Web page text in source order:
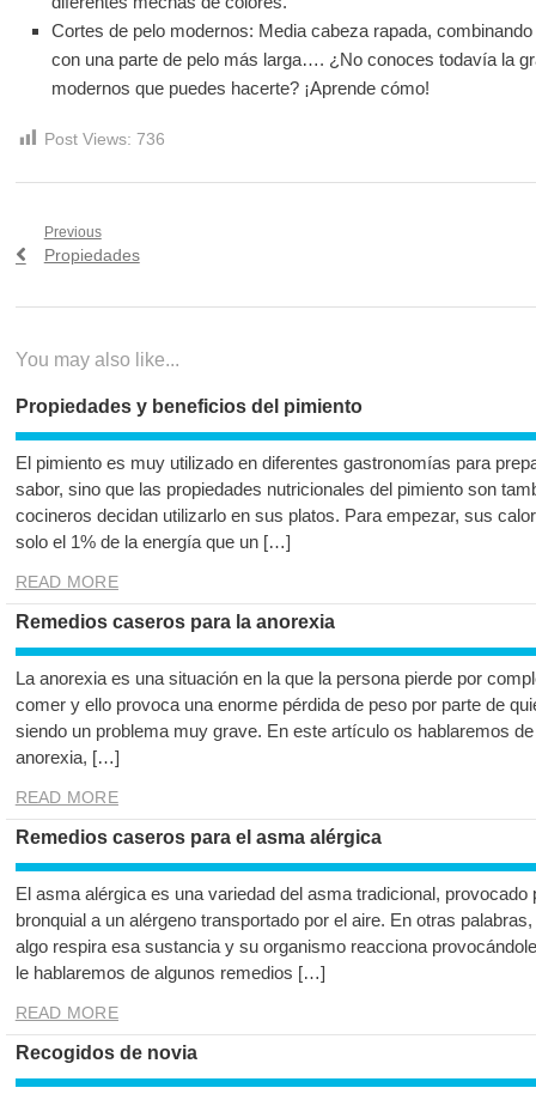
Cortes de pelo modernos: Media cabeza rapada,
con una parte de pelo más larga…. ¿No conoces todavía la
modernos que puedes hacerte? ¡Aprende cómo!
Post Views: 736
Navegación
Previous
Previous
Propiedades
You may also like...
Propiedades y beneficios del pimiento
El pimiento es muy utilizado en diferentes gastronomías para
sabor, sino que las propiedades nutricionales del pimiento son
cocineros decidan utilizarlo en sus platos. Para empezar, sus
solo el 1% de la energía que un […]
READ MORE
Remedios caseros para la anorexia
La anorexia es una situación en la que la persona pierde por
comer y ello provoca una enorme pérdida de peso por parte de
siendo un problema muy grave. En este artículo os hablaremos
anorexia, […]
READ MORE
Remedios caseros para el asma alérgica
El asma alérgica es una variedad del asma tradicional,
bronquial a un alérgeno transportado por el aire. En otras
algo respira esa sustancia y su organismo reacciona
le hablaremos de algunos remedios […]
READ MORE
Recogidos de novia